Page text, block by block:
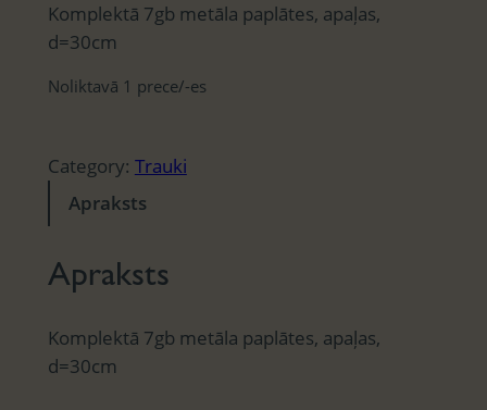
Komplektā 7gb metāla paplātes, apaļas,
d=30cm
Noliktavā 1 prece/-es
Category: Trauki
Apraksts
Apraksts
Komplektā 7gb metāla paplātes, apaļas,
d=30cm